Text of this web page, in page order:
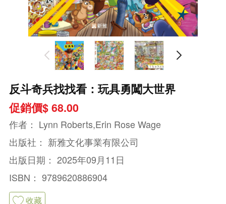
反斗奇兵找找看：玩具勇闖大世界
促銷價$ 68.00
作者： Lynn Roberts,Erin Rose Wage
出版社： 新雅文化事業有限公司
出版日期： 2025年09月11日
ISBN： 9789620886904
收藏